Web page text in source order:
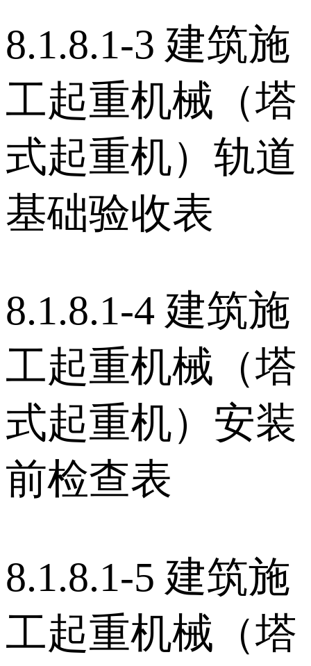
8.1.8.1-3 建筑施
工起重机械（塔
式起重机）轨道
基础验收表
8.1.8.1-4 建筑施
工起重机械（塔
式起重机）安装
前检查表
8.1.8.1-5 建筑施
工起重机械（塔